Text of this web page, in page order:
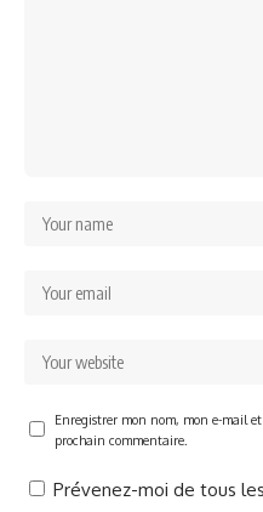
Enregistrer mon nom, mon e-mail
prochain commentaire.
Prévenez-moi de tous